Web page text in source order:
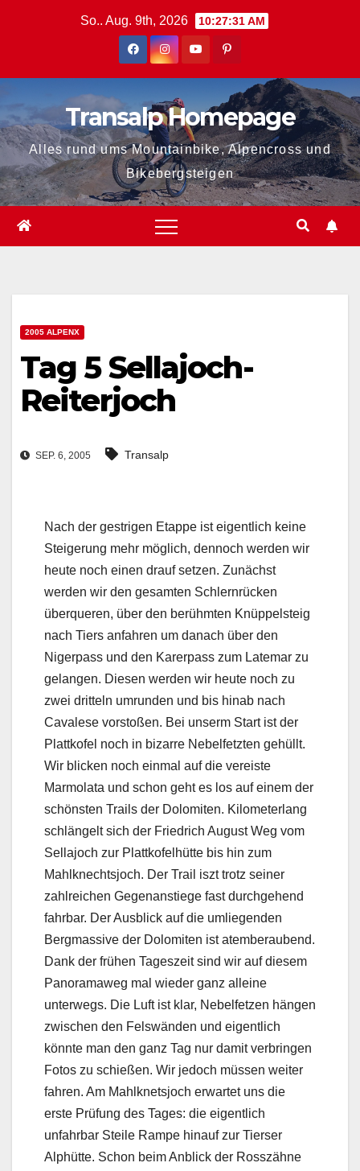
So.. Aug. 9th, 2026 10:27:32 AM
Transalp Homepage
Alles rund ums Mountainbike, Alpencross und
Bikebergsteigen
2005 ALPENX
Tag 5 Sellajoch-
Reiterjoch
SEP. 6, 2005 Transalp
Nach der gestrigen Etappe ist eigentlich keine
Steigerung mehr möglich, dennoch werden wir
heute noch einen drauf setzen. Zunächst
werden wir den gesamten Schlernrücken
überqueren, über den berühmten Knüppelsteig
nach Tiers anfahren um danach über den
Nigerpass und den Karerpass zum Latemar zu
gelangen. Diesen werden wir heute noch zu
zwei dritteln umrunden und bis hinab nach
Cavalese vorstoßen. Bei unserm Start ist der
Plattkofel noch in bizarre Nebelfetzten gehüllt.
Wir blicken noch einmal auf die vereiste
Marmolata und schon geht es los auf einem der
schönsten Trails der Dolomiten. Kilometerlang
schlängelt sich der Friedrich August Weg vom
Sellajoch zur Plattkofelhütte bis hin zum
Mahlknechtsjoch. Der Trail iszt trotz seiner
zahlreichen Gegenanstiege fast durchgehend
fahrbar. Der Ausblick auf die umliegenden
Bergmassive der Dolomiten ist atemberaubend.
Dank der frühen Tageszeit sind wir auf diesem
Panoramaweg mal wieder ganz alleine
unterwegs. Die Luft ist klar, Nebelfetzen hängen
zwischen den Felswänden und eigentlich
könnte man den ganz Tag nur damit verbringen
Fotos zu schießen. Wir jedoch müssen weiter
fahren. Am Mahlknetsjoch erwartet uns die
erste Prüfung des Tages: die eigentlich
unfahrbar Steile Rampe hinauf zur Tierser
Alphütte. Schon beim Anblick der Rosszähne